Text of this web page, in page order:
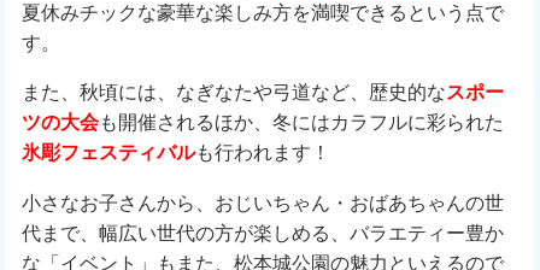
夏休みチックな豪華な楽しみ方を満喫できるという点で
す。
また、秋頃には、なぎなたや弓道など、歴史的なスポー
ツの大会も開催されるほか、冬にはカラフルに彩られた
氷彫フェスティバルも行われます！
小さなお子さんから、おじいちゃん・おばあちゃんの世
代まで、幅広い世代の方が楽しめる、バラエティー豊か
な「イベント」もまた、松本城公園の魅力といえるので